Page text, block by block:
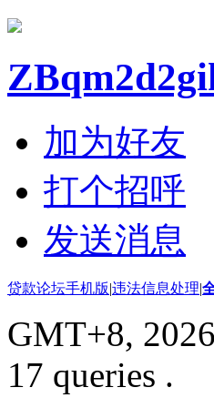
加为好友
打个招呼
发送消息
贷款论坛手机版|违法信息处理|
GMT+8,
17 queries .